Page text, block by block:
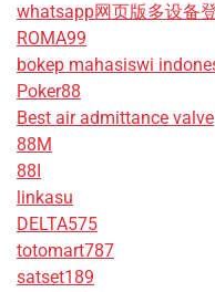
whatsapp网页版多设备
ROMA99
bokep mahasiswi
Poker88
Best air admittance valve
88M
88I
linkasu
DELTA575
totomart787
satset189